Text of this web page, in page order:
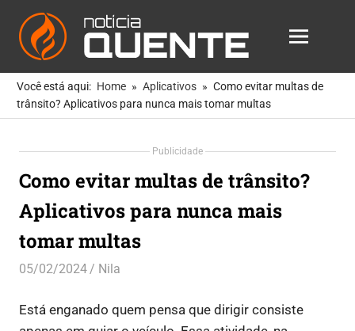
Skip
content
Notícia
Quente
Notícias
Mais
Quentes
Você
MENU
Você está aqui: Home Aplicativos
Como evitar multas de
trânsito? Aplicativos para nunca mais tomar multas
Publicidade
Como evitar multas de trânsito?
Aplicativos para nunca mais
tomar multas
05/02/2024 Nila
Está enganado quem pensa que dirigir consiste